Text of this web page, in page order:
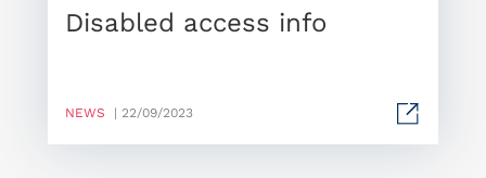
Disabled access info
NEWS | 22/09/2023